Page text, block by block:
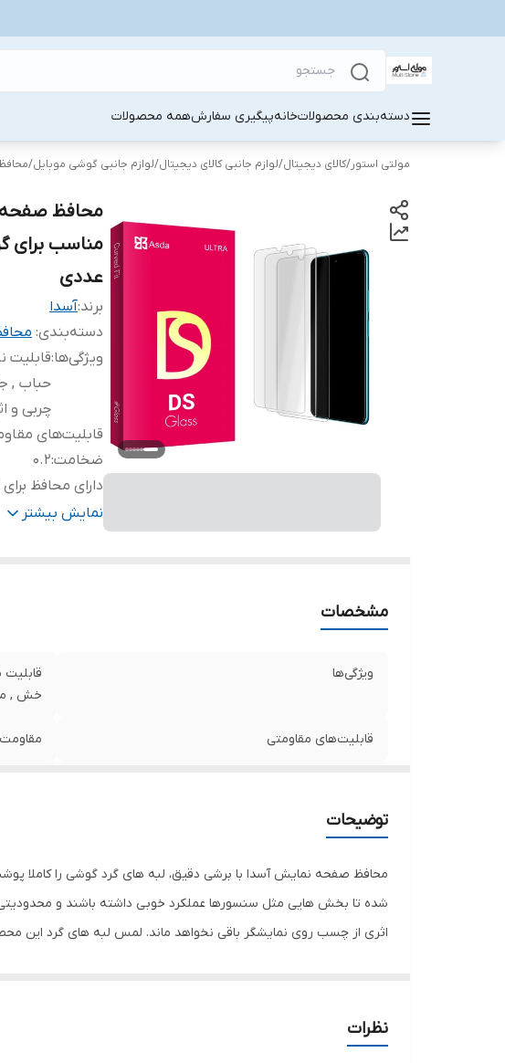
دسته‌بندی محصولاتخانهپیگیری سفارشهمه محصولات
مولتی استور/کالای دیجیتال/لوازم جانبی کالای دیجیتال/لوازم جانبی گوشی موبایل/
عددی
برند:آسدا
دسته‌بندی:
ویژگی‌ها:
حباب ,
چربی و
قابلیت‌های
ضخامت:
0.2
دارای محافظ
رنگ:بی رنگ
نمایش بیشتر
مشخصات
ویژگی‌ها
خش ,
قابلیت‌های مقاومتی مقاومت
دارای محافظ برای قسمت
رنگ بی رنگ
توضیحات
محافظ صفحه نمایش آسدا با برشی دقیق، لبه های گرد گوشی را کاملا
شده تا بخش هایی مثل سنسورها عملکرد خوبی داشته باشند و
اثری از چسب روی نمایشگر باقی نخواهد ماند. لمس لبه های گرد
نظرات